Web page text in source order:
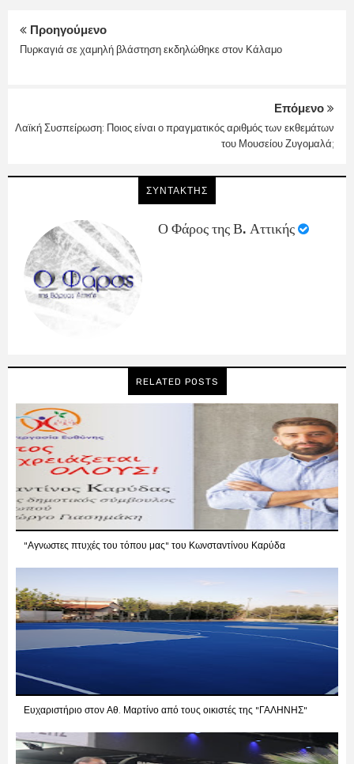
Προηγούμενο
Πυρκαγιά σε χαμηλή βλάστηση εκδηλώθηκε στον Κάλαμο
Επόμενο
Λαϊκή Συσπείρωση: Ποιος είναι ο πραγματικός αριθμός των εκθεμάτων
του Μουσείου Ζυγομαλά;
ΣΥΝΤΑΚΤΗΣ
Ο Φάρος της Β. Αττικής
RELATED POSTS
"Αγνωστες πτυχές του τόπου μας" του Κωνσταντίνου Καρύδα
Ευχαριστήριο στον Αθ. Μαρτίνο από τους οικιστές της "ΓΑΛΗΝΗΣ"